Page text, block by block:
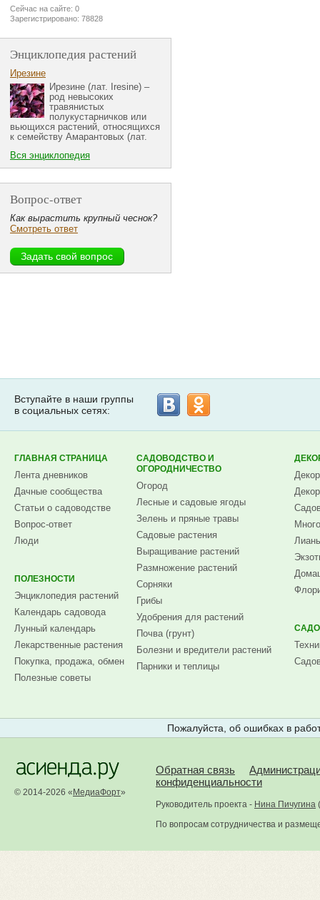
Сейчас на сайте: 0
Зарегистрировано: 78828
Энциклопедия растений
Ирезине
Ирезине (лат. Iresine) –
род невысоких
травянистых
полукустарничков или
вьющихся растений, относящихся
к семейству Амарантовых (лат.
Вся энциклопедия
Вопрос-ответ
Как вырастить крупный чеснок?
Смотреть ответ
Вступайте в наши группы
в социальных сетях:
ГЛАВНАЯ СТРАНИЦА
Лента дневников
Дачные сообщества
Статьи о садоводстве
Вопрос-ответ
Люди
ПОЛЕЗНОСТИ
Энциклопедия растений
Календарь садовода
Лунный календарь
Лекарственные растения
Покупка, продажа, обмен
Полезные советы
САДОВОДСТВО И
ОГОРОДНИЧЕСТВО
Огород
Лесные и садовые ягоды
Зелень и пряные травы
Садовые растения
Выращивание растений
Размножение растений
Сорняки
Грибы
Удобрения для растений
Почва (грунт)
Болезни и вредители растений
Парники и теплицы
Пожалуйста, об ошибках в
© 2014-2026 « МедиаФорт»
Обратная связь
конфиденциальности
Руководитель проекта - Нина Пичугина (
По вопросам сотрудничества и